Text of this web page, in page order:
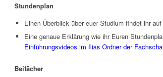
Stundenplan
Einen Überblick über euer Studium findet ihr
Eine genaue Erklärung wie ihr Euren
Einführungsvideos im Ilias Ordner der
Beifächer